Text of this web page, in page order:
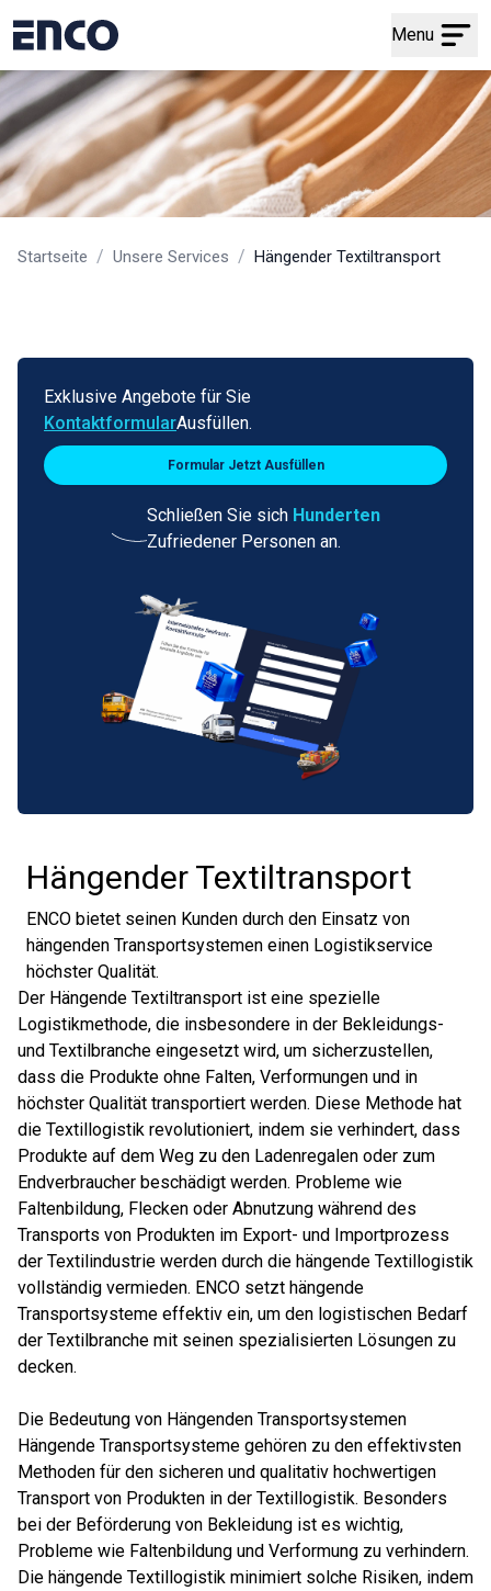
Menu
Startseite / Unsere Services / Hängender Textiltransport
Exklusive Angebote für Sie
KontaktformularAusfüllen.
Formular Jetzt Ausfüllen
Schließen Sie sich Hunderten
Zufriedener Personen an.
Hängender Textiltransport
ENCO bietet seinen Kunden durch den Einsatz von
hängenden Transportsystemen einen Logistikservice
höchster Qualität.
Der Hängende Textiltransport ist eine spezielle
Logistikmethode, die insbesondere in der Bekleidungs-
und Textilbranche eingesetzt wird, um sicherzustellen,
dass die Produkte ohne Falten, Verformungen und in
höchster Qualität transportiert werden. Diese Methode hat
die Textillogistik revolutioniert, indem sie verhindert, dass
Produkte auf dem Weg zu den Ladenregalen oder zum
Endverbraucher beschädigt werden. Probleme wie
Faltenbildung, Flecken oder Abnutzung während des
Transports von Produkten im Export- und Importprozess
der Textilindustrie werden durch die hängende Textillogistik
vollständig vermieden. ENCO setzt hängende
Transportsysteme effektiv ein, um den logistischen Bedarf
der Textilbranche mit seinen spezialisierten Lösungen zu
decken.
Die Bedeutung von Hängenden Transportsystemen
Hängende Transportsysteme gehören zu den effektivsten
Methoden für den sicheren und qualitativ hochwertigen
Transport von Produkten in der Textillogistik. Besonders
bei der Beförderung von Bekleidung ist es wichtig,
Probleme wie Faltenbildung und Verformung zu verhindern.
Die hängende Textillogistik minimiert solche Risiken, indem